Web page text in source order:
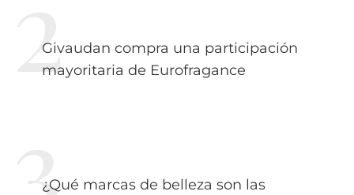
Givaudan compra una participación
mayoritaria de Eurofragance
¿Qué marcas de belleza son las